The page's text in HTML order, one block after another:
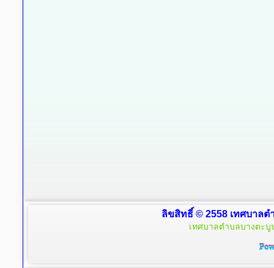
ลิขสิทธิ์ © 2558 เทศบาลต
เทศบาลตำบลบางตะบู